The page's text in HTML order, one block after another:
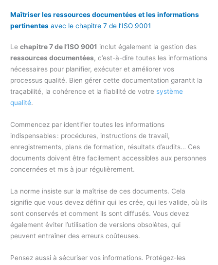
Maîtriser les ressources documentées et les informations
pertinentes avec le chapitre 7 de l’ISO 9001
Lechapitre 7 de l’ISO 9001 inclut également la gestion des
ressources documentées, c’est-à-dire toutes les informations
nécessaires pour planifier, exécuter et améliorer vos
processus qualité. Bien gérer cette documentation garantit la
traçabilité, la cohérence et la fiabilité de votre système
qualité.
Commencez par identifier toutes les informations
indispensables : procédures, instructions de travail,
enregistrements, plans de formation, résultats d’audits… Ces
documents doivent être facilement accessibles aux personnes
concernées et mis à jour régulièrement.
La norme insiste sur la maîtrise de ces documents. Cela
signifie que vous devez définir qui les crée, qui les valide, où ils
sont conservés et comment ils sont diffusés. Vous devez
également éviter l’utilisation de versions obsolètes, qui
peuvent entraîner des erreurs coûteuses.
Pensez aussi à sécuriser vos informations. Protégez-les